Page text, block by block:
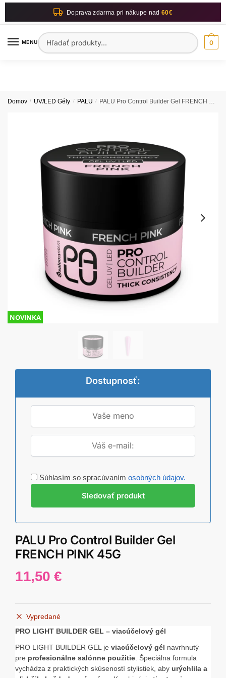
Skip
Skip
Doprava zdarma pri nákupe nad60€
MENUHľadať:
0
Domov / UV/LED Gély / PALU / PALU Pro Control Builder Gel FRENCH PINK 45G
NOVINKA
PALU Pro Control Builder Gel
FRENCH PINK 45G
11,50 €
PRO LIGHT BUILDER GEL – viacúčelový gél
PRO LIGHT BUILDER GEL je viacúčelový gél navrhnutý
pre profesionálne salónne použitie . Špeciálna formula
vychádza z praktických skúseností stylistiek, aby urýchlila a
Vypredané
Dostupnosť:
Súhlasím so spracúvaním osobných údajov.